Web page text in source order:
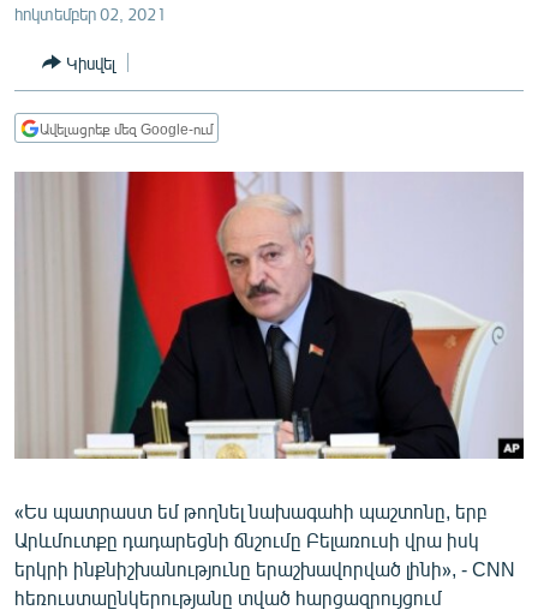
ԻՐԱՎՈՒՆՔ
ՀԱՍԱՐԱԿՈՒԹՅՈՒՆ
ՏՆՏԵՍՈՒԹՅՈՒՆ
ՊԱՏԵՐԱԶՄԻ 6 ՇԱԲԱԹՆԵՐԸ
ՏԱՐԱԾԱՇՐՋԱՆ
ՄԻՋԱԶԳԱՅԻՆ
ՄՇԱԿՈՒՅԹ
ՄԵԿՆԱԲԱՆՈՒԹՅՈՒՆ
ՏՏ ԵՒ ԻՆՏԵՐՆԵՏ
ԿՈՐՈՆԱՎԻՐՈՒՍ
ԱՐԽԻՎ
ՏԵՍԱՆՅՈՒԹԵՐ
հոկտեմբեր 02, 2021
Կիսվել
Ավելացրեք մեզ Google-ում
«Ես պատրաստ եմ թողնել նախագահի պաշտոնը, երբ
Արևմուտքը դադարեցնի ճնշումը Բելառուսի վրա իսկ
երկրի ինքնիշխանությունը երաշխավորված լինի», - CNN
հեռուստաընկերությանը տված հարցազրույցում